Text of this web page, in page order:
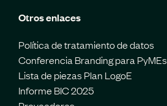
Otros enlaces
Política de tratamiento de datos
Conferencia Branding para PyMEs
Lista de piezas Plan LogoE
Informe BIC 2025